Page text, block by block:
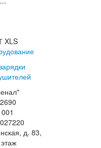
XLS
д. 83,